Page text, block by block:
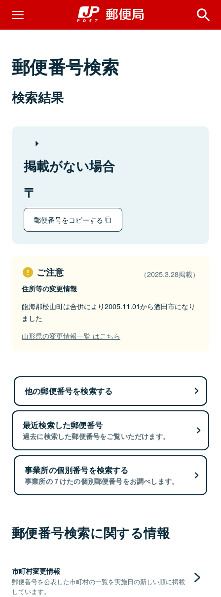
郵便番号検索
検索結果
掲載がない場合
郵便番号をコピーする
ご注意 （2025.3.28掲載）
住所等の変更情報
飽海郡松山町は合併により2005.11.01から酒田市になり
ました
山形県の変更情報一覧 はこちら
他の郵便番号を検索する
最近検索した郵便番号
過去に検索した郵便番号をご覧いただけます。
事業所の個別番号を検索する
事業所の７けたの個別郵便番号をお調べします。
郵便番号検索に関する情報
市町村変更情報
郵便番号を公表した市町村の一覧を実施日の新しい順に掲載
しています。